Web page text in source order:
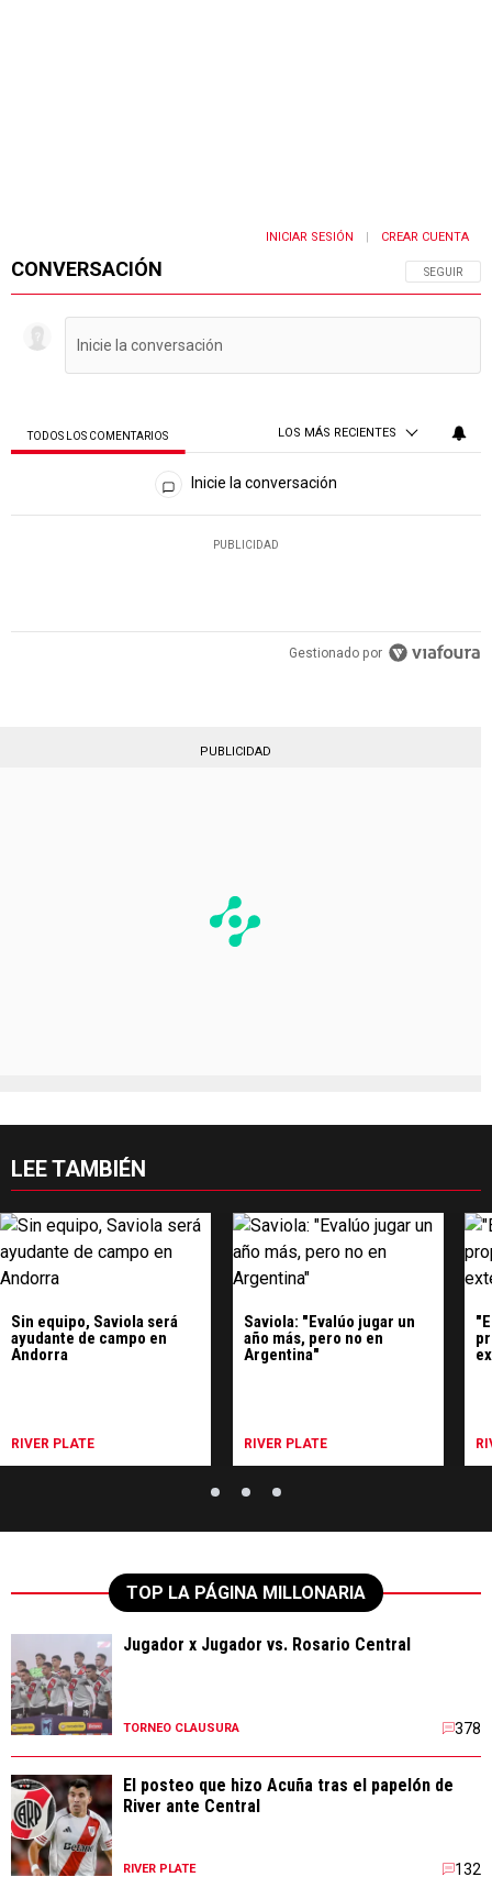
CONVERSACIÓN SIGA ESTA
SEGUIR
INICIAR SESIÓN CREAR CUENTA
TODOS LOS COMENTARIOS LOS MÁS RECIENTES
Todos los comentarios
Inicie la conversación
PUBLICIDAD
Gestionado por
PUBLICIDAD
LEE TAMBIÉN
Sin equipo, Saviola será
ayudante de campo en
Andorra
RIVER PLATE
Saviola: "Evalúo jugar un
año más, pero no en
Argentina"
RIVER PLATE
TOP LA PÁGINA MILLONARIA
Jugador x Jugador vs. Rosario Central
TORNEO CLAUSURA 378
El posteo que hizo Acuña tras el papelón de
River ante Central
RIVER PLATE 132